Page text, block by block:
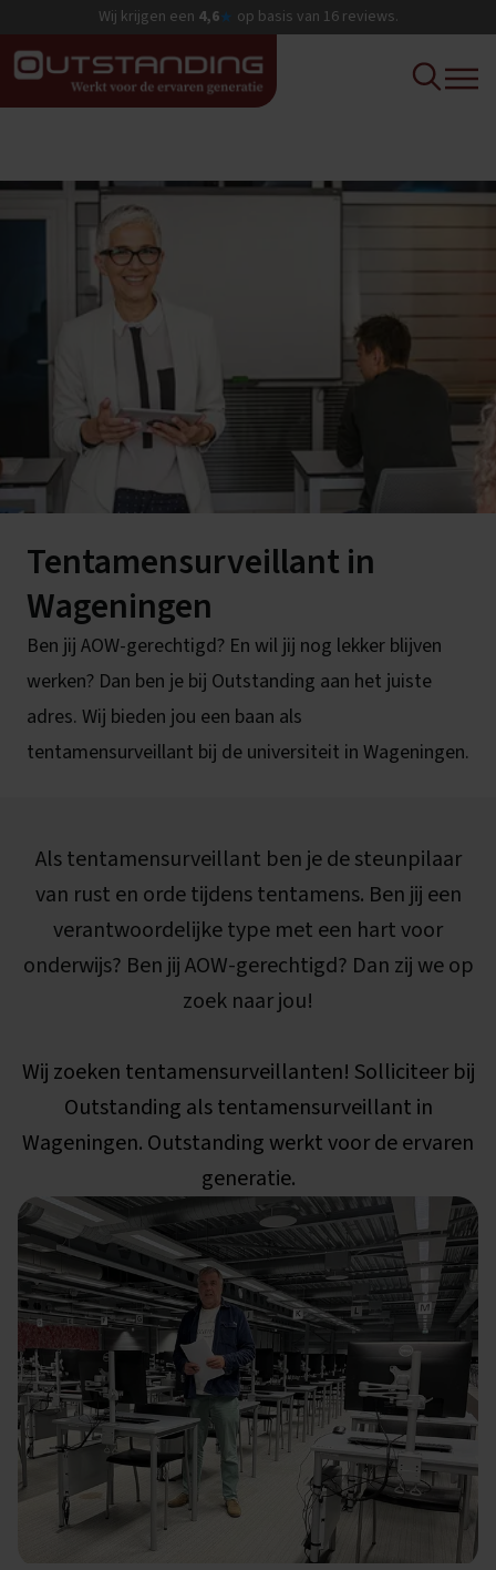
Wij krijgen een 4,6★ op basis van 16reviews.
Tentamensurveillant in
Wageningen
Ben jij AOW-gerechtigd? En wil jij nog lekker blijven
werken? Dan ben je bij Outstanding aan het juiste
adres. Wij bieden jou een baan als
tentamensurveillant bij de universiteit in Wageningen.
Als tentamensurveillant ben je de steunpilaar
van rust en orde tijdens tentamens. Ben jij een
verantwoordelijke type met een hart voor
onderwijs? Ben jij AOW-gerechtigd? Dan zij we op
zoek naar jou!
Wij zoeken tentamensurveillanten! Solliciteer bij
Outstanding als tentamensurveillant in
Wageningen. Outstanding werkt voor de ervaren
generatie.